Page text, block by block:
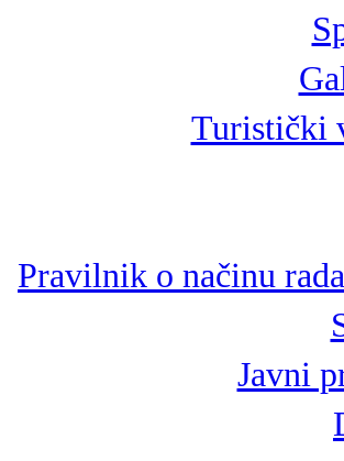
Turistički
Pravilnik o načinu
Javni